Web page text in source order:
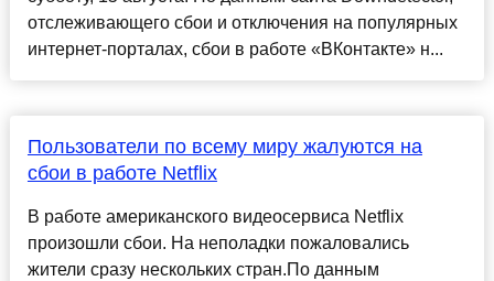
отслеживающего сбои и отключения на популярных
интернет-порталах, сбои в работе «ВКонтакте» н...
Пользователи по всему миру жалуются на
сбои в работе Netflix
В работе американского видеосервиса Netflix
произошли сбои. На неполадки пожаловались
жители сразу нескольких стран.По данным